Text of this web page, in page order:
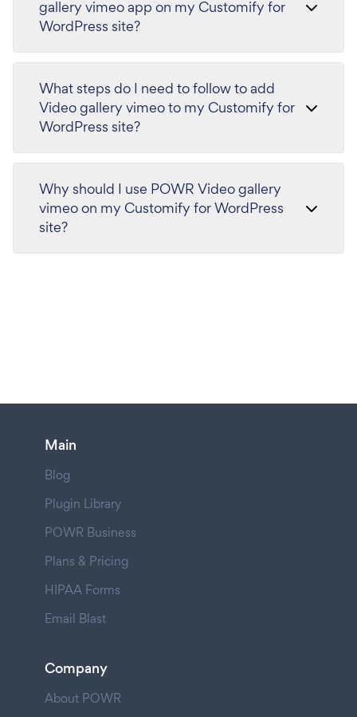
gallery vimeo app on my Customify for
WordPress site?
What steps do I need to follow to add
Video gallery vimeo to my Customify for
WordPress site?
Why should I use POWR Video gallery
vimeo on my Customify for WordPress
site?
Main
Blog
Plugin Library
POWR Business
Plans & Pricing
HIPAA Forms
Email Blast
Company
About POWR